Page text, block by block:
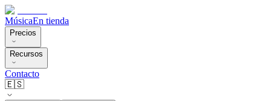
MúsicaEn tienda
Precios
Recursos
Contacto
🇪🇸